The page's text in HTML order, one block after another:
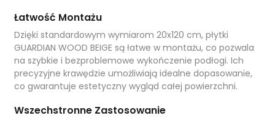
Łatwość Montażu
Dzięki standardowym wymiarom 20x120 cm, płytki
GUARDIAN WOOD BEIGE są łatwe w montażu, co pozwala
na szybkie i bezproblemowe wykończenie podłogi. Ich
precyzyjne krawędzie umożliwiają idealne dopasowanie,
co gwarantuje estetyczny wygląd całej powierzchni.
Wszechstronne Zastosowanie